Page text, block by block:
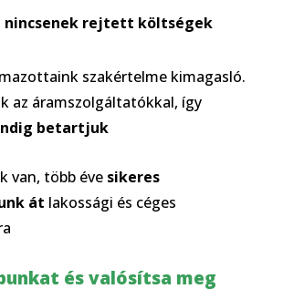
nincsenek rejtett költségek
szakértelme kimagasló.
az áramszolgáltatókkal, így
betartjuk
van, több éve sikeres
át lakossági és céges
és valósítsa meg